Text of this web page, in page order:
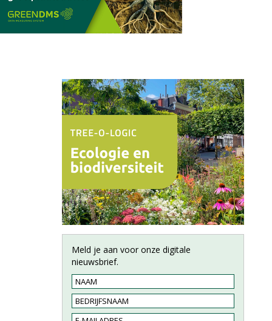
Meld je aan voor onze digitale
nieuwsbrief.